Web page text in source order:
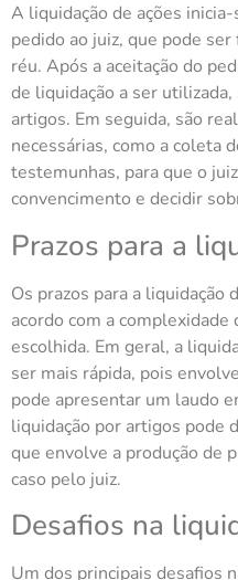
A liquidação de ações
pedido ao juiz, que pode
réu. Após a aceitação do
de liquidação a ser
artigos. Em seguida, são
necessárias, como a coleta
testemunhas, para que o
convencimento e decidir
Prazos para a
Os prazos para a liquidação
acordo com a complexidade
escolhida. Em geral, a
ser mais rápida, pois
pode apresentar um laudo
liquidação por artigos pode
que envolve a produção de
caso pelo juiz.
Desafios na
Um dos principais desafios